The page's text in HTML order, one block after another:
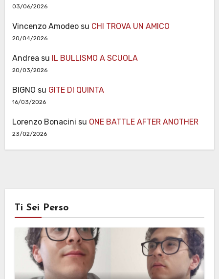
03/06/2026
Vincenzo Amodeosu CHI TROVA UN AMICO
20/04/2026
Andrea su IL BULLISMO A SCUOLA
20/03/2026
BIGNO su GITE DI QUINTA
16/03/2026
Lorenzo Bonacini su ONE BATTLE AFTER ANOTHER
23/02/2026
Ti Sei Perso